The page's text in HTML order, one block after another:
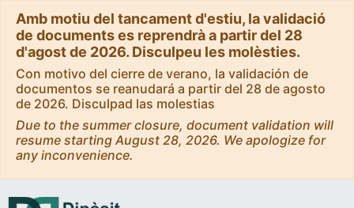
Amb motiu del tancament d'estiu, la validació
de documents es reprendrà a partir del 28
d'agost de 2026. Disculpeu les molèsties.
Con motivo del cierre de verano, la validación de
documentos se reanudará a partir del 28 de agosto
de 2026. Disculpad las molestias
Due to the summer closure, document validation will
resume starting August 28, 2026. We apologize for
any inconvenience.